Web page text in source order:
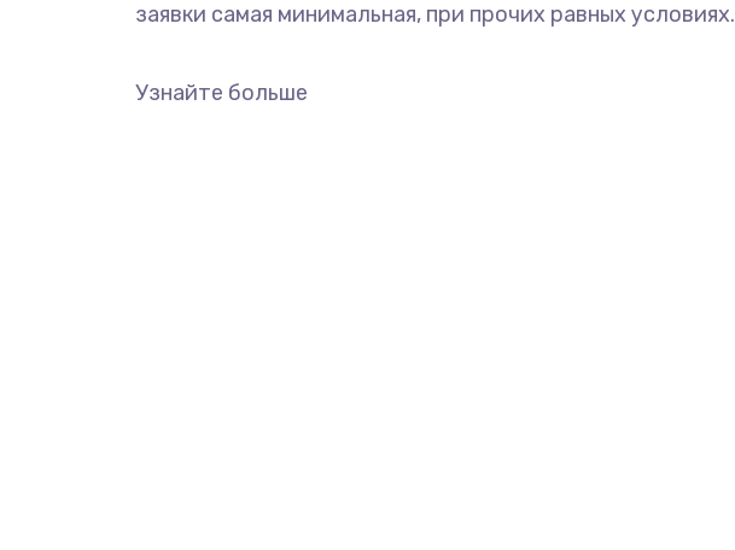
заявки самая минимальная, при прочих равных условиях.
Узнайте больше